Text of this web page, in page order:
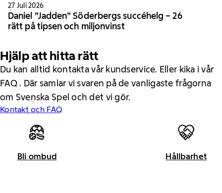
27 Juli 2026
Daniel ”Jadden” Söderbergs succéhelg – 26
rätt på tipsen och miljonvinst
Hjälp att hitta rätt
Du kan alltid kontakta vår kundservice. Eller kika i vår
FAQ . Där samlar vi svaren på de vanligaste frågorna
om Svenska Spel och det vi gör.
Kontakt och FAQ
Bli ombud Hållbarhet